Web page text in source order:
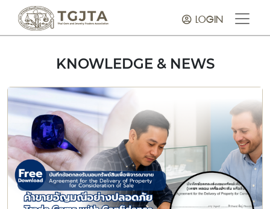
LOGIN
KNOWLEDGE & NEWS